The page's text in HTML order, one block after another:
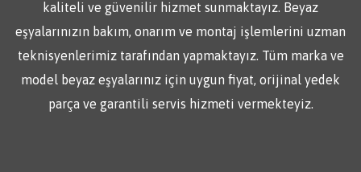
kaliteli ve güvenilir hizmet sunmaktayız. Beyaz
eşyalarınızın bakım, onarım ve montaj işlemlerini uzman
teknisyenlerimiz tarafından yapmaktayız. Tüm marka ve
model beyaz eşyalarınız için uygun fiyat, orijinal yedek
parça ve garantili servis hizmeti vermekteyiz.